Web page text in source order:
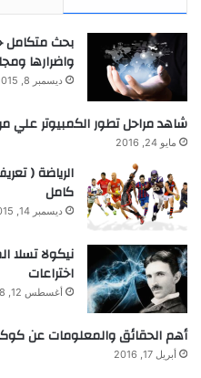
بحث متكامل
واضرارها
ديسمبر 8, 2015
شاهد مراحل تطور الكمبيوتر علي
مايو 24, 2016
الرياضة (
كامل
ديسمبر 14, 2015
اختراعات
أغسطس 12, 2018
أهم الحقائق والمعلومات عن
أبريل 17, 2016